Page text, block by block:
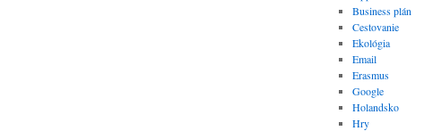
Business plán
Cestovanie
Ekológia
Email
Erasmus
Google
Holandsko
Hry